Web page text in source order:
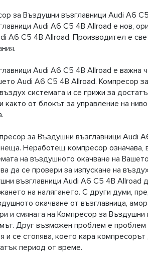
за Въздушни възглавници Audi A6
Audi A6 C5 4B Allroad е нов,
A6 C5 4B Allroad. Производител е
Audi A6 C5 4B Allroad е важна
Audi A6 C5 4B Allroad. Компресор
системата и се грижи за
както от блокът за управление на
за Въздушни възглавници Audi
Неработещ компресор означава,
на въздушното окачване на
да се провери за изпускане на
възглавници Audi A6 C5 4B Allroad
на налягането. С други думи,
окачване от възглавница,
и смяната на Компресор за
Друг възможен проблем е проблем
и се стопява, което кара
период от време.